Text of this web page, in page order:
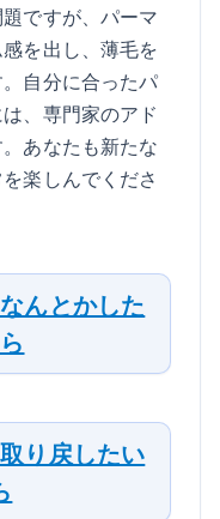
ですが、パーマ
を出し、薄毛を
自分に合ったパ
、専門家のアド
あなたも新たな
楽しんでくださ
んとかした
り戻したい